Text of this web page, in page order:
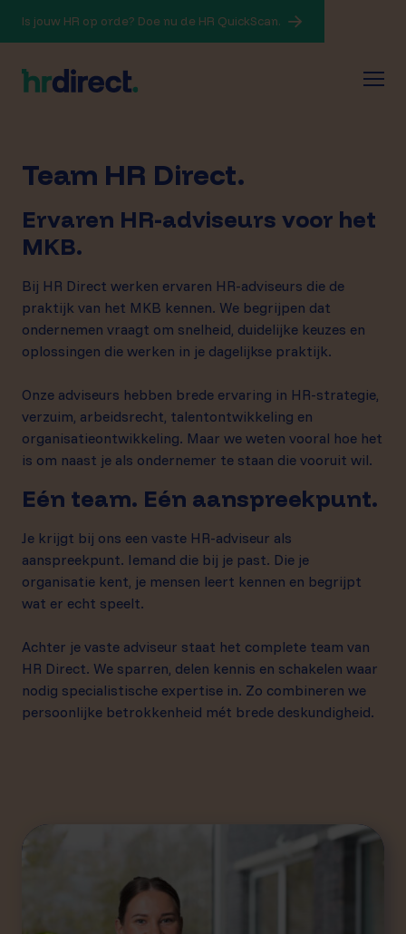
Is jouw HR op orde? Doe nu de HR QuickScan.
Team HR Direct.
Ervaren HR-adviseurs voor het
MKB.
Bij HR Direct werken ervaren HR-adviseurs die de
praktijk van het MKB kennen. We begrijpen dat
ondernemen vraagt om snelheid, duidelijke keuzes en
oplossingen die werken in je dagelijkse praktijk.
Onze adviseurs hebben brede ervaring in HR-strategie,
verzuim, arbeidsrecht, talentontwikkeling en
organisatieontwikkeling. Maar we weten vooral hoe het
is om naast je als ondernemer te staan die vooruit wil.
Eén team. Eén aanspreekpunt.
Je krijgt bij ons een vaste HR-adviseur als
aanspreekpunt. Iemand die bij je past. Die je
organisatie kent, je mensen leert kennen en begrijpt
wat er echt speelt.
Achter je vaste adviseur staat het complete team van
HR Direct. We sparren, delen kennis en schakelen waar
nodig specialistische expertise in. Zo combineren we
persoonlijke betrokkenheid mét brede deskundigheid.